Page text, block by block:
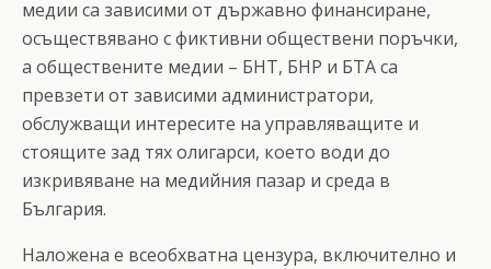
медии са зависими от държавно финансиране,
осъществявано с фиктивни обществени поръчки,
а обществените медии – БНТ, БНР и БТА са
превзети от зависими администратори,
обслужващи интересите на управляващите и
стоящите зад тях олигарси, което води до
изкривяване на медийния пазар и среда в
България.
Наложена е всеобхватна цензура, включително и